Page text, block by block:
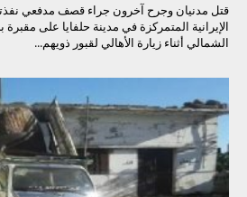
قتل مدنيان وجرح آخرون جراء قصف مدفعي
الإيرانية المتمركزة في مدينة حلفايا على
الشمالي أثناء زيارة الأهالي لقبور ذويهم...